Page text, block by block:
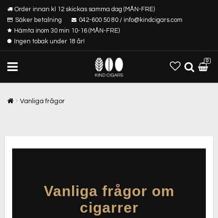
Order innan kl 12 skickas samma dag (MÅN-FRE)
Säker betalning
042-600 50 80 / info@kindcigars.com
Hämta inom 30 min 10-16 (MÅN-FRE)
Ingen tobak under 18 år!
0
Vanliga frågor
Vanliga frågor om
cigarrer